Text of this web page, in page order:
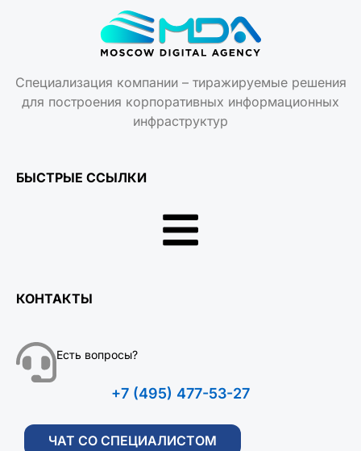
Специализация компании – тиражируемые решения
для построения корпоративных информационных
инфраструктур
БЫСТРЫЕ ССЫЛКИ
КОНТАКТЫ
Есть вопросы?
+7 (495) 477-53-27
ЧАТ СО СПЕЦИАЛИСТОМ